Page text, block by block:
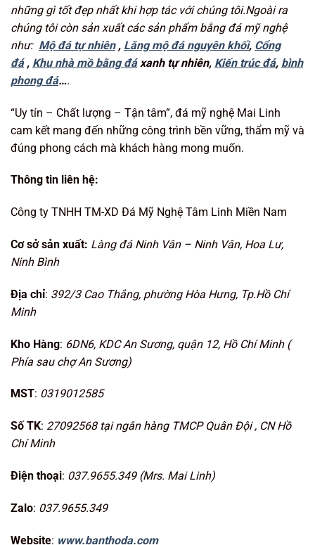
những gì tốt đẹp nhất khi hợp tác với chúng tôi.Ngoài ra
chúng tôi còn sản xuất các sản phẩm bằng đá mỹ nghệ
như: Mộ đá tự nhiên, Lăng mộ đá nguyên khối, Cổng
đá, Khu nhà mồ bằng đáxanh tự nhiên, Kiến trúc đá, bình
phong đá….
“Uy tín – Chất lượng – Tận tâm”, đá mỹ nghệ Mai Linh
cam kết mang đến những công trình bền vững, thẩm mỹ và
đúng phong cách mà khách hàng mong muốn.
Thông tin liên hệ:
Công ty TNHH TM-XD Đá Mỹ Nghệ Tâm Linh Miền Nam
Cơ sở sản xuất: Làng đá Ninh Vân – Ninh Vân, Hoa Lư,
Ninh Bình
Địa chỉ: 392/3 Cao Thắng, phường Hòa Hưng, Tp.Hồ Chí
Minh
Kho Hàng: 6DN6, KDC An Sương, quận 12, Hồ Chí Minh (
Phía sau chợ An Sương)
MST: 0319012585
Số TK: 27092568 tại ngân hàng TMCP Quân Đội , CN Hồ
Chí Minh
Điện thoại: 037.9655.349 (Mrs. Mai Linh)
Zalo: 037.9655.349
Website: www.banthoda.com